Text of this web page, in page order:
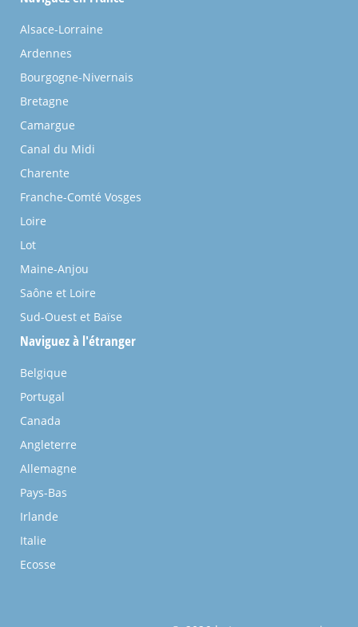
Alsace-Lorraine
Ardennes
Bourgogne-Nivernais
Bretagne
Camargue
Canal du Midi
Charente
Franche-Comté Vosges
Loire
Lot
Maine-Anjou
Saône et Loire
Sud-Ouest et Baïse
Naviguez à l'étranger
Belgique
Portugal
Canada
Angleterre
Allemagne
Pays-Bas
Irlande
Italie
Ecosse